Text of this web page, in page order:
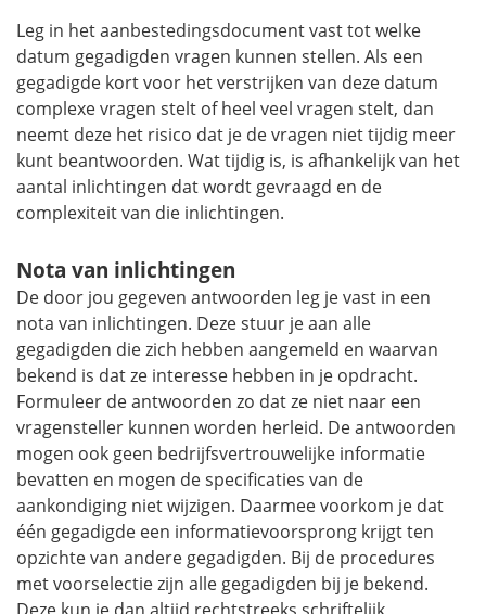
Leg in het aanbestedingsdocument vast tot welke
datum gegadigden vragen kunnen stellen. Als een
gegadigde kort voor het verstrijken van deze datum
complexe vragen stelt of heel veel vragen stelt, dan
neemt deze het risico dat je de vragen niet tijdig meer
kunt beantwoorden. Wat tijdig is, is afhankelijk van het
aantal inlichtingen dat wordt gevraagd en de
complexiteit van die inlichtingen.
Nota van inlichtingen
De door jou gegeven antwoorden leg je vast in een
nota van inlichtingen. Deze stuur je aan alle
gegadigden die zich hebben aangemeld en waarvan
bekend is dat ze interesse hebben in je opdracht.
Formuleer de antwoorden zo dat ze niet naar een
vragensteller kunnen worden herleid. De antwoorden
mogen ook geen bedrijfsvertrouwelijke informatie
bevatten en mogen de specificaties van de
aankondiging niet wijzigen. Daarmee voorkom je dat
één gegadigde een informatievoorsprong krijgt ten
opzichte van andere gegadigden. Bij de procedures
met voorselectie zijn alle gegadigden bij je bekend.